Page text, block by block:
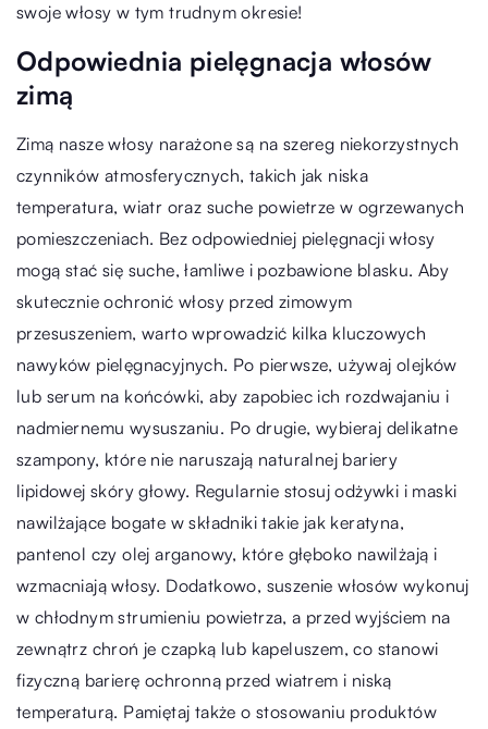
swoje włosy w tym trudnym okresie!
Odpowiednia pielęgnacja włosów
zimą
Zimą nasze włosy narażone są na szereg niekorzystnych
czynników atmosferycznych, takich jak niska
temperatura, wiatr oraz suche powietrze w ogrzewanych
pomieszczeniach. Bez odpowiedniej pielęgnacji włosy
mogą stać się suche, łamliwe i pozbawione blasku. Aby
skutecznie ochronić włosy przed zimowym
przesuszeniem, warto wprowadzić kilka kluczowych
nawyków pielęgnacyjnych. Po pierwsze, używaj olejków
lub serum na końcówki, aby zapobiec ich rozdwajaniu i
nadmiernemu wysuszaniu. Po drugie, wybieraj delikatne
szampony, które nie naruszają naturalnej bariery
lipidowej skóry głowy. Regularnie stosuj odżywki i maski
nawilżające bogate w składniki takie jak keratyna,
pantenol czy olej arganowy, które głęboko nawilżają i
wzmacniają włosy. Dodatkowo, suszenie włosów wykonuj
w chłodnym strumieniu powietrza, a przed wyjściem na
zewnątrz chroń je czapką lub kapeluszem, co stanowi
fizyczną barierę ochronną przed wiatrem i niską
temperaturą. Pamiętaj także o stosowaniu produktów